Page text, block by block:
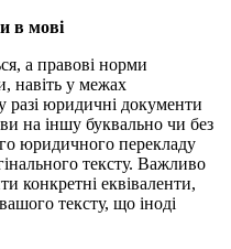
в мові
а правові норми
навіть у межах
юридичні документи
на іншу буквально чи без
юридичного перекладу
тексту. Важливо
конкретні еквіваленти,
тексту, що іноді